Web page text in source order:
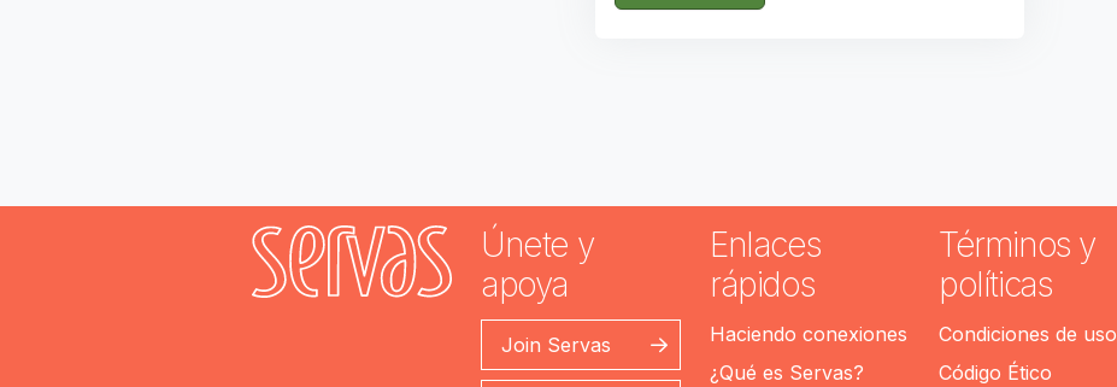
Únete y
apoya
Join Servas
Enlaces
rápidos
Haciendo conexiones
¿Qué es Servas?
Términos y
políticas
Condiciones de uso
Código Ético